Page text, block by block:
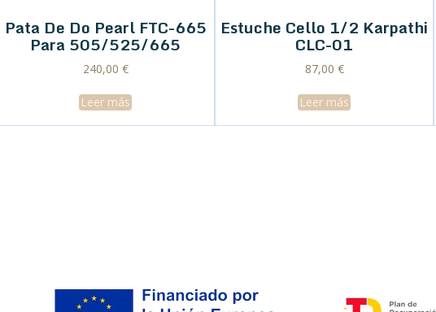
Pata De Do Pearl FTC-665
Para 505/525/665
240,00 €
Leer más
Estuche Cello 1/2 Karpathi
CLC-01
87,00 €
Leer más